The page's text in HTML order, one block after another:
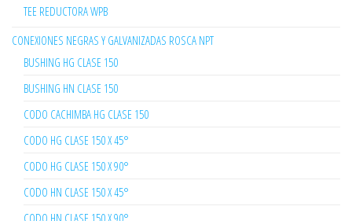
TEE REDUCTORA WPB
CONEXIONES NEGRAS Y GALVANIZADAS ROSCA NPT
BUSHING HG CLASE 150
BUSHING HN CLASE 150
CODO CACHIMBA HG CLASE 150
CODO HG CLASE 150 X 45°
CODO HG CLASE 150 X 90°
CODO HN CLASE 150 X 45°